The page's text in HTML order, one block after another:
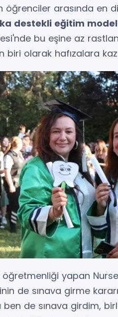
arasında en
destekli eğitim
bu eşine az
biri olarak hafızalara
yapan Nursel
de sınava girme kararı
ben de sınava girdim,